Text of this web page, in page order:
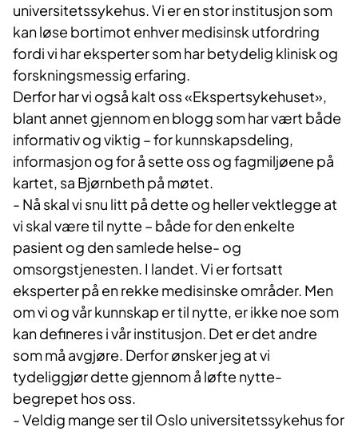
universitetssykehus. Vi er en stor institusjon som
kan løse bortimot enhver medisinsk utfordring
fordi vi har eksperter som har betydelig klinisk og
forskningsmessig erfaring.
Derfor har vi også kalt oss «Ekspertsykehuset»,
blant annet gjennom en blogg som har vært både
informativ og viktig – for kunnskapsdeling,
informasjon og for å sette oss og fagmiljøene på
kartet, sa Bjørnbeth på møtet.
- Nå skal vi snu litt på dette og heller vektlegge at
vi skal være til nytte – både for den enkelte
pasient og den samlede helse- og
omsorgstjenesten. I landet. Vi er fortsatt
eksperter på en rekke medisinske områder. Men
om vi og vår kunnskap er til nytte, er ikke noe som
kan defineres i vår institusjon. Det er det andre
som må avgjøre. Derfor ønsker jeg at vi
tydeliggjør dette gjennom å løfte nytte-
begrepet hos oss.
- Veldig mange ser til Oslo universitetssykehus for